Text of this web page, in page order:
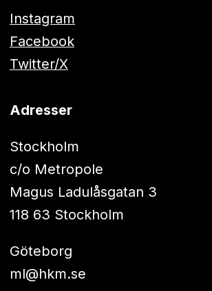
Instagram
Facebook
Twitter/X
Adresser
Stockholm
c/o Metropole
Magus Ladulåsgatan 3
118 63 Stockholm
Göteborg
ml@hkm.se